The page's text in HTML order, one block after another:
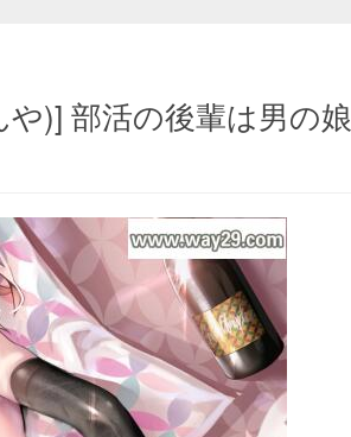
)] 部活の後輩は男の娘